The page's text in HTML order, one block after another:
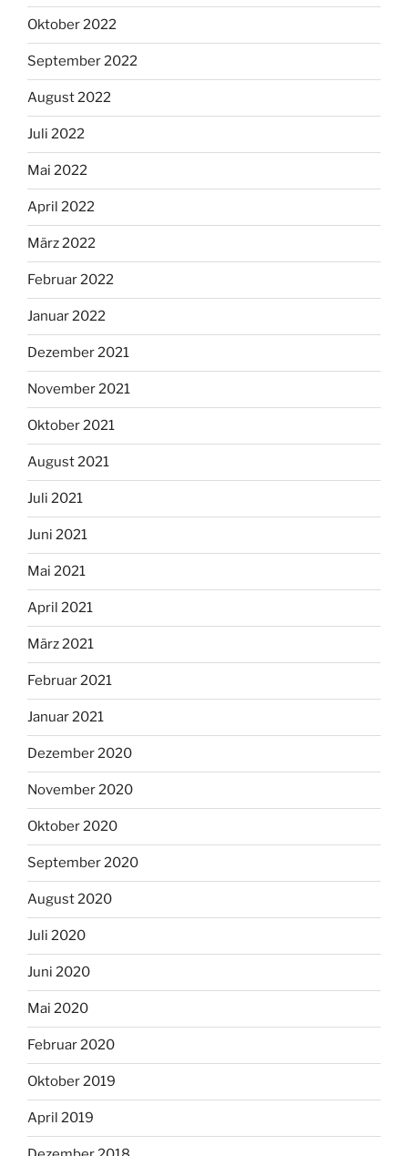
Oktober 2022
September 2022
August 2022
Juli 2022
Mai 2022
April 2022
März 2022
Februar 2022
Januar 2022
Dezember 2021
November 2021
Oktober 2021
August 2021
Juli 2021
Juni 2021
Mai 2021
April 2021
März 2021
Februar 2021
Januar 2021
Dezember 2020
November 2020
Oktober 2020
September 2020
August 2020
Juli 2020
Juni 2020
Mai 2020
Februar 2020
Oktober 2019
April 2019